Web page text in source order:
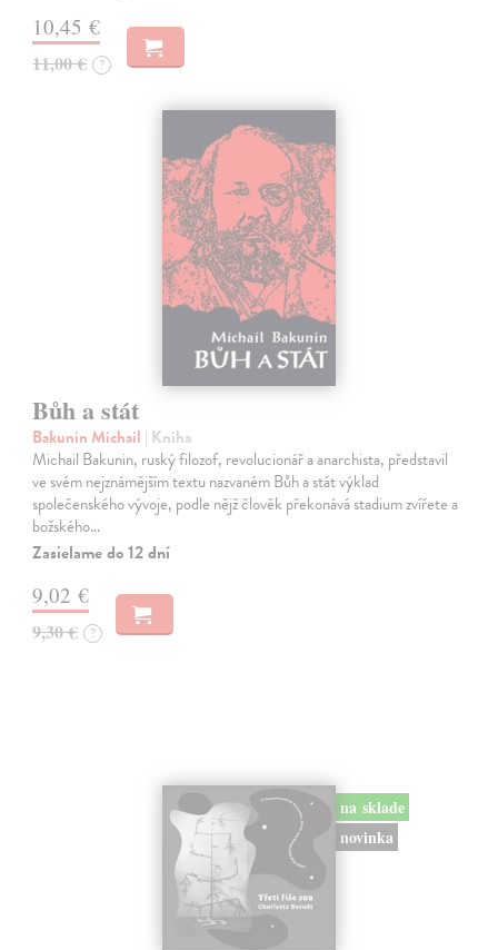
10,45 €
11,00 € ?
Bůh a stát
Bakunin Michail | Kniha
Michail Bakunin, ruský filozof, revolucionář a anarchista, představil
ve svém nejznámějším textu nazvaném Bůh a stát výklad
společenského vývoje, podle nějž člověk překonává stadium zvířete a
božského…
Zasielame do 12 dní
9,02 €
9,30 € ?
na sklade
novinka